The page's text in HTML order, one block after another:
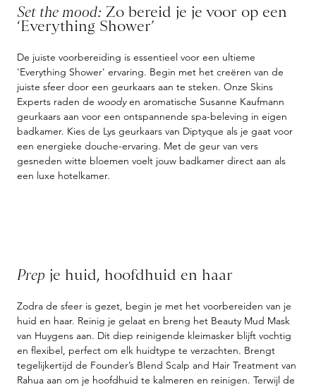
Set the mood: Zo bereid je je voor op een
‘Everything Shower’
De juiste voorbereiding is essentieel voor een ultieme
'Everything Shower' ervaring. Begin met het creëren van de
juiste sfeer door een geurkaars aan te steken. Onze Skins
Experts raden de woodyen aromatische Susanne Kaufmann
geurkaars aan voor een ontspannende spa-beleving in eigen
badkamer. Kies de Lys geurkaars van Diptyque als je gaat voor
een energieke douche-ervaring. Met de geur van vers
gesneden witte bloemen voelt jouw badkamer direct aan als
een luxe hotelkamer.
Prep je huid, hoofdhuid en haar
Zodra de sfeer is gezet, begin je met het voorbereiden van je
huid en haar. Reinig je gelaat en breng het Beauty Mud Mask
van Huygens aan. Dit diep reinigende kleimasker blijft vochtig
en flexibel, perfect om elk huidtype te verzachten. Brengt
tegelijkertijd de Founder’s Blend Scalp and Hair Treatment van
Rahua aan om je hoofdhuid te kalmeren en reinigen. Terwijl de